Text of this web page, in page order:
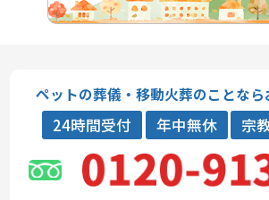
ペットの葬儀・移動火葬のことな
24時間受付 年中無休 宗